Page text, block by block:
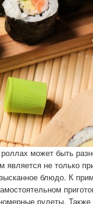
может быть
не только
блюдо. К
рулеты. Также